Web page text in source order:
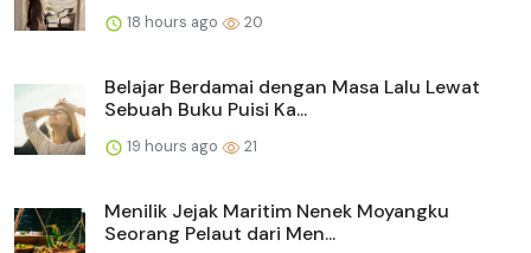
18 hours ago 20
Belajar Berdamai dengan Masa Lalu Lewat
Sebuah Buku Puisi Ka...
19 hours ago 21
Menilik Jejak Maritim Nenek Moyangku
Seorang Pelaut dari Men...